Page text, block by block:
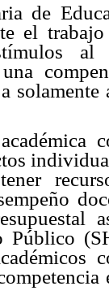
de
el
al
Público